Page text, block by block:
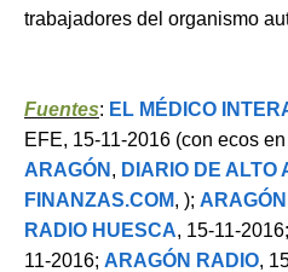
trabajadores del organismo
Fuentes: EL MÉDICO
EFE, 15-11-2016 (con ecos en
ARAGÓN , DIARIO DE ALTO
FINANZAS.COM, );
RADIO HUESCA, 15-11-2016;
11-2016; ARAGÓN RADIO,